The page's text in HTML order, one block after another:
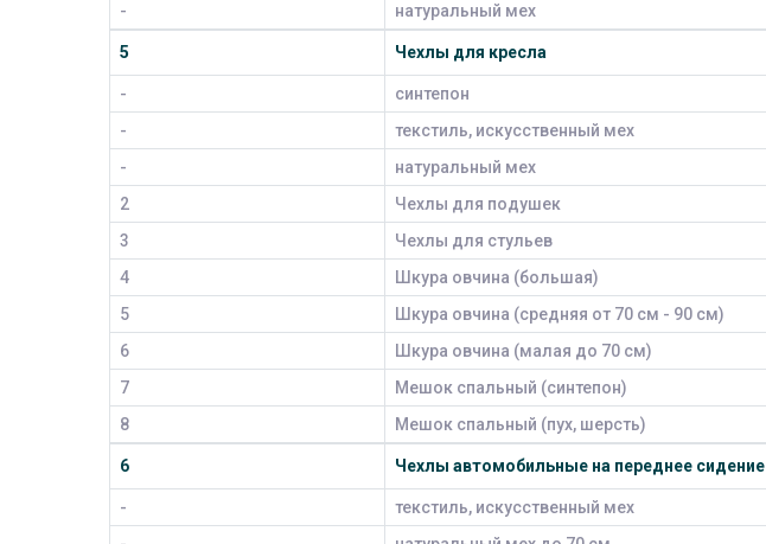
-
натуральный мех
5 Чехлы для кресла
- синтепон
-
текстиль, искусственный мех
-
натуральный мех
2
Чехлы для подушек
3
Чехлы для стульев
4
Шкура овчина (большая)
5
Шкура овчина (средняя от 70 см - 90 см)
6
Шкура овчина (малая до 70 см)
7
Мешок спальный (синтепон)
8
Мешок спальный (пух, шерсть)
6 Чехлы автомобильные на переднее сидение
- текстиль, искусственный мех